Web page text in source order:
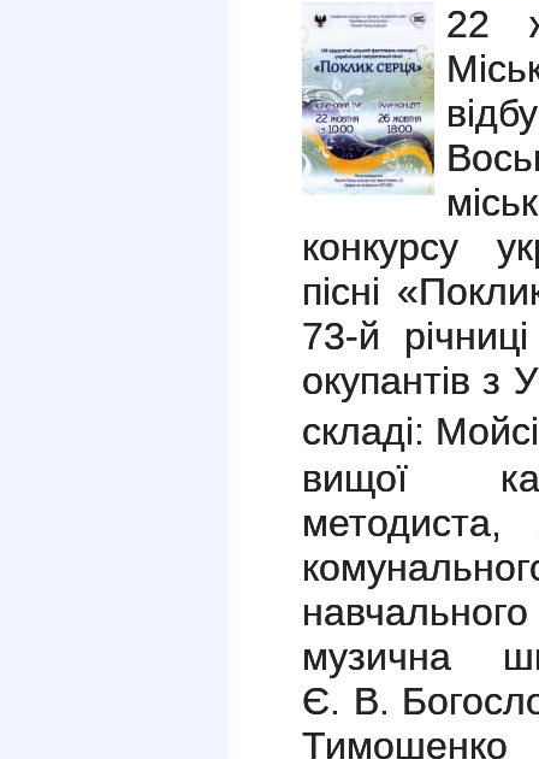
22
конкурсу
пісні
73-й
окупантів з
складі:
вищої
методиста,
музична
Є. В.